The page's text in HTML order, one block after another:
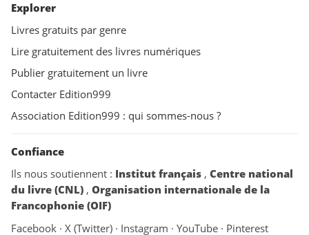
Explorer
Livres gratuits par genre
Lire gratuitement des livres numériques
Publier gratuitement un livre
Contacter Edition999
Association Edition999 : qui sommes-nous ?
Confiance
Ils nous soutiennent : Institut français , Centre national
du livre (CNL) , Organisation internationale de la
Francophonie (OIF)
Facebook · X (Twitter) · Instagram · YouTube · Pinterest